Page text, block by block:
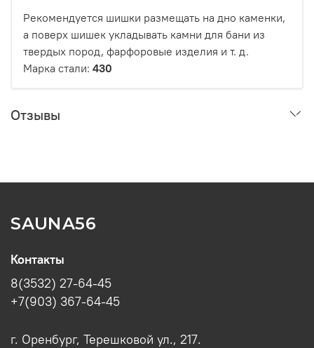
Рекомендуется шишки размещать на дно каменки,
а поверх шишек укладывать камни для бани из
твердых пород, фарфоровые изделия и т. д.
Марка стали: 430
Отзывы
SAUNA56
Контакты
8(3532) 27-64-45
+7(903) 367-64-45
г. Оренбург, Терешковой ул., 217.